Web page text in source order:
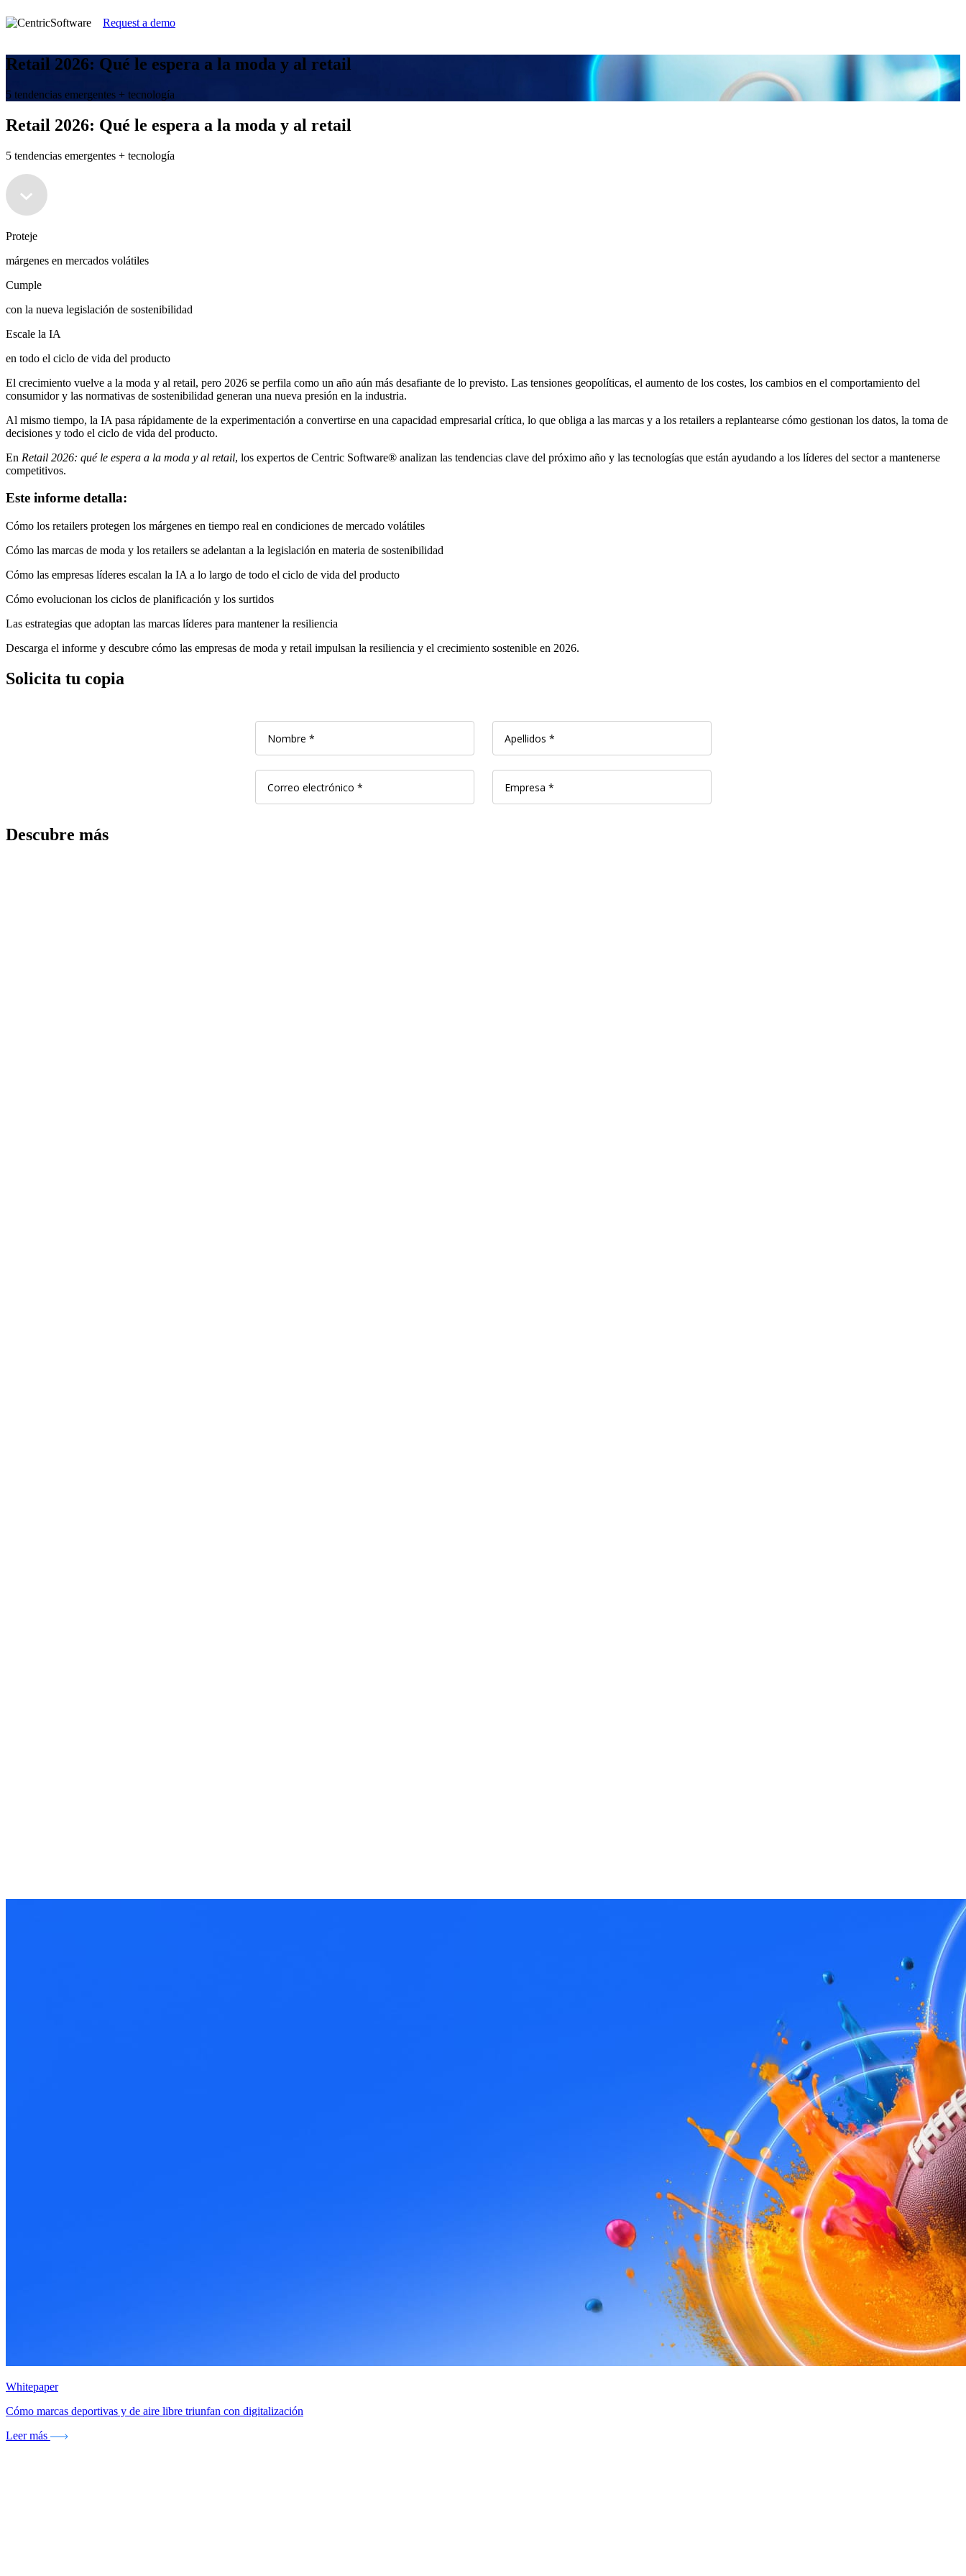
Request a demo
Retail 2026: Qué le espera a la moda y al retail
5 tendencias emergentes + tecnología
Retail 2026: Qué le espera a la moda y al retail
5 tendencias emergentes + tecnología
Proteje
márgenes en mercados volátiles
Cumple
con la nueva legislación de sostenibilidad
Escale la IA
en todo el ciclo de vida del producto
El crecimiento vuelve a la moda y al retail, pero 2026 se perfila como un año aún más desafiante de lo previsto. Las tensiones geopolíticas, el aumento de los costes, los cambios en el comportamiento del
consumidor y las normativas de sostenibilidad generan una nueva presión en la industria.
Al mismo tiempo, la IA pasa rápidamente de la experimentación a convertirse en una capacidad empresarial crítica, lo que obliga a las marcas y a los retailers a replantearse cómo gestionan los datos, la toma de
decisiones y todo el ciclo de vida del producto.
En Retail 2026: qué le espera a la moda y al retail, los expertos de Centric Software® analizan las tendencias clave del próximo año y las tecnologías que están ayudando a los líderes del sector a mantenerse
competitivos.
Este informe detalla:
Cómo los retailers protegen los márgenes en tiempo real en condiciones de mercado volátiles
Cómo las marcas de moda y los retailers se adelantan a la legislación en materia de sostenibilidad
Cómo las empresas líderes escalan la IA a lo largo de todo el ciclo de vida del producto
Cómo evolucionan los ciclos de planificación y los surtidos
Las estrategias que adoptan las marcas líderes para mantener la resiliencia
Descarga el informe y descubre cómo las empresas de moda y retail impulsan la resiliencia y el crecimiento sostenible en 2026.
Solicita tu copia
Descubre más
Whitepaper
Cómo marcas deportivas y de aire libre triunfan con digitalización
Leer más